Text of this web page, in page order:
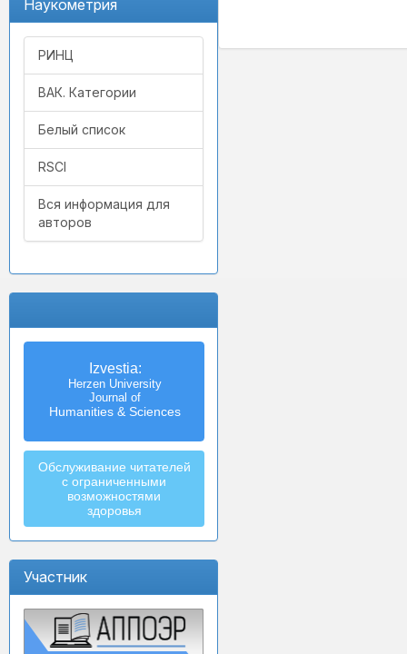
Наукометрия
РИНЦ
ВАК. Категории
Белый список
RSCI
Вся информация для
авторов
Izvestia:
Herzen University
Journal of
Humanities & Sciences
Обслуживание читателей
с ограниченными
возможностями
здоровья
Участник